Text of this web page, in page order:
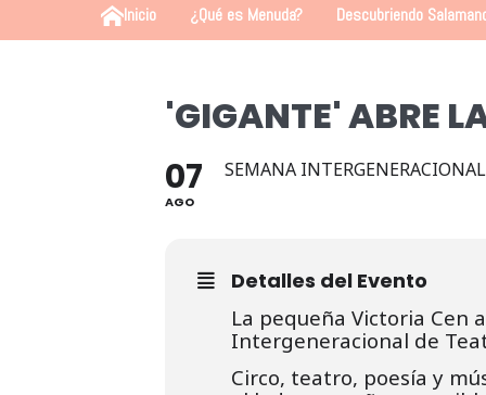
Inicio ¿Qué es Menuda? Descubriendo
'GIGANTE' ABRE
07
AGO
SEMANA
Detalles del Evento
La pequeña Victoria Cen
Intergeneracional de
Circo, teatro, poesía y